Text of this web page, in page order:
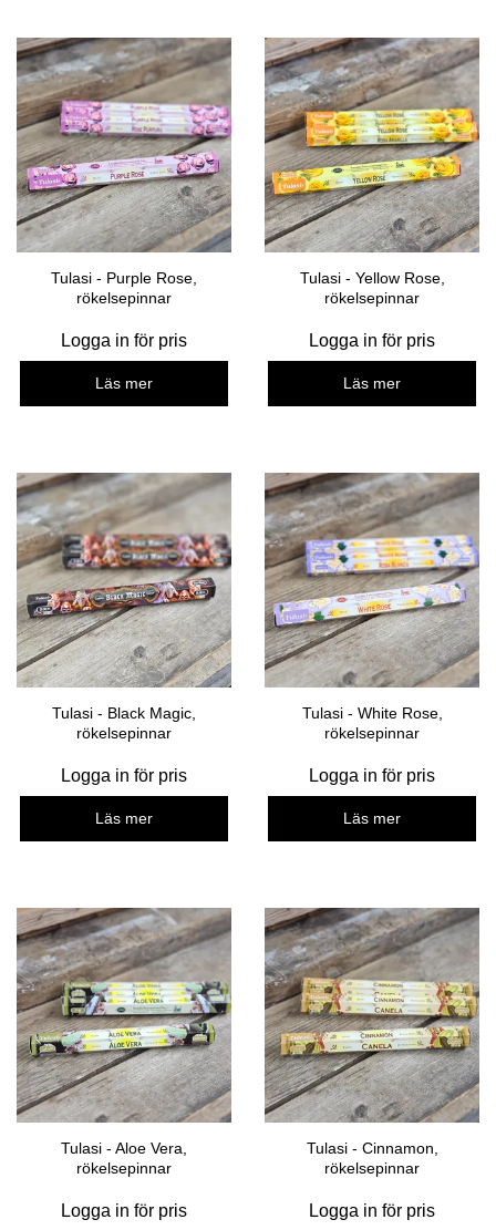
Tulasi - Purple Rose,
rökelsepinnar
Logga in för pris
Läs mer
Tulasi - Yellow Rose,
rökelsepinnar
Logga in för pris
Läs mer
Tulasi - Black Magic,
rökelsepinnar
Logga in för pris
Läs mer
Tulasi - White Rose,
rökelsepinnar
Logga in för pris
Läs mer
Tulasi - Aloe Vera,
rökelsepinnar
Logga in för pris
Tulasi - Cinnamon,
rökelsepinnar
Logga in för pris